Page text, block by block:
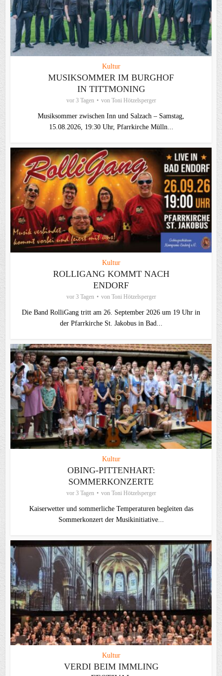
Kultur
MUSIKSOMMER IM BURGHOF
IN TITTMONING
vor 3 Tagen von Toni Hötzelsperger
Musiksommer zwischen Inn und Salzach – Samstag,
15.08.2026, 19:30 Uhr, Pfarrkirche Mülln...
Kultur
ROLLIGANG KOMMT NACH
ENDORF
vor 3 Tagen von Toni Hötzelsperger
Die Band RolliGang tritt am 26. September 2026 um 19 Uhr in
der Pfarrkirche St. Jakobus in Bad...
Kultur
OBING-PITTENHART:
SOMMERKONZERTE
vor 3 Tagen von Toni Hötzelsperger
Kaiserwetter und sommerliche Temperaturen begleiten das
Sommerkonzert der Musikinitiative...
Kultur
VERDI BEIM IMMLING